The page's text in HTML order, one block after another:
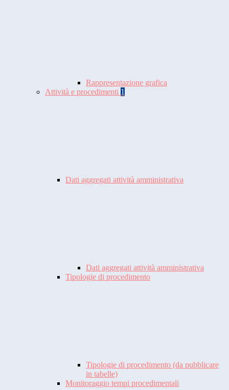
Rappresentazione grafica
Attività e procedimenti 1
Dati aggregati attività amministrativa
Dati aggregati attività amministrativa
Tipologie di procedimento
Tipologie di procedimento (da pubblicare
in tabelle)
Monitoraggio tempi procedimentali